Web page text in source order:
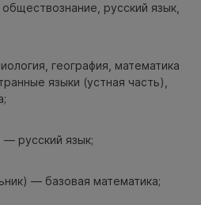
русский язык,
география, математика
языки (устная часть),
— русский язык;
— базовая математика;